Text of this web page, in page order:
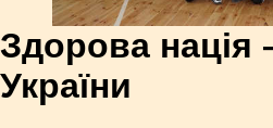
Здорова нація
України